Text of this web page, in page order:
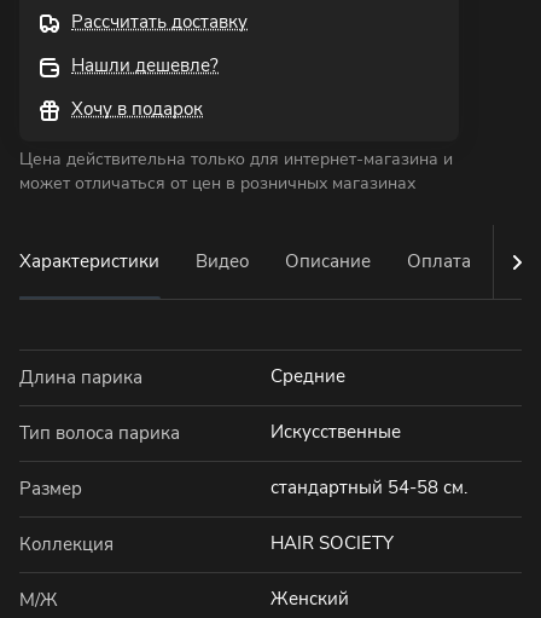
Рассчитать доставку
Нашли дешевле?
Хочу в подарок
Цена действительна только для интернет-магазина и
может отличаться от цен в розничных магазинах
Характеристики Видео Описание Оплата
Длина парика Средние
Тип волоса парика Искусственные
Размер стандартный 54-58 см.
Коллекция HAIR SOCIETY
М/Ж Женский